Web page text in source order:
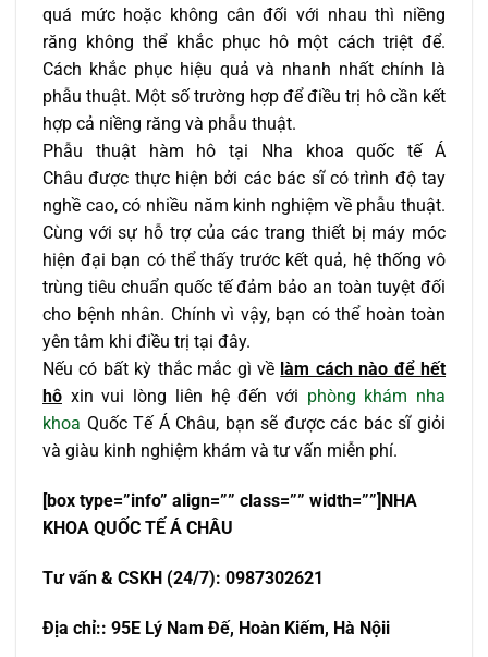
quá mức hoặc không cân đối với nhau thì niềng
răng không thể khắc phục hô một cách triệt để.
Cách khắc phục hiệu quả và nhanh nhất chính là
phẫu thuật. Một số trường hợp để điều trị hô cần kết
hợp cả niềng răng và phẫu thuật.
Phẫu thuật hàm hô tại Nha khoa quốc tế Á
Châu được thực hiện bởi các bác sĩ có trình độ tay
nghề cao, có nhiều năm kinh nghiệm về phẫu thuật.
Cùng với sự hỗ trợ của các trang thiết bị máy móc
hiện đại bạn có thể thấy trước kết quả, hệ thống vô
trùng tiêu chuẩn quốc tế đảm bảo an toàn tuyệt đối
cho bệnh nhân. Chính vì vậy, bạn có thể hoàn toàn
yên tâm khi điều trị tại đây.
Nếu có bất kỳ thắc mắc gì về làm cách nào để hết
hô xin vui lòng liên hệ đến với phòng khám nha
khoa Quốc Tế Á Châu, bạn sẽ được các bác sĩ giỏi
và giàu kinh nghiệm khám và tư vấn miễn phí.
[box type=”info” align=”” class=”” width=””]NHA
KHOA QUỐC TẾ Á CHÂU
Tưvấn & CSKH (24/7): 0987302621
Địa chỉ:: 95E Lý Nam Đế, Hoàn Kiếm, Hà Nộii